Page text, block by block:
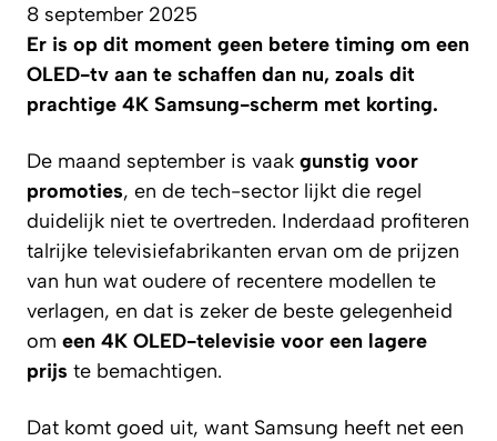
8 september 2025
Er is op dit moment geen betere timing om een
OLED-tv aan te schaffen dan nu, zoals dit
prachtige 4K Samsung-scherm met korting.
De maand september is vaak gunstig voor
promoties, en de tech-sector lijkt die regel
duidelijk niet te overtreden. Inderdaad profiteren
talrijke televisiefabrikanten ervan om de prijzen
van hun wat oudere of recentere modellen te
verlagen, en dat is zeker de beste gelegenheid
om een 4K OLED-televisie voor een lagere
prijs te bemachtigen.
Dat komt goed uit, want Samsung heeft net een